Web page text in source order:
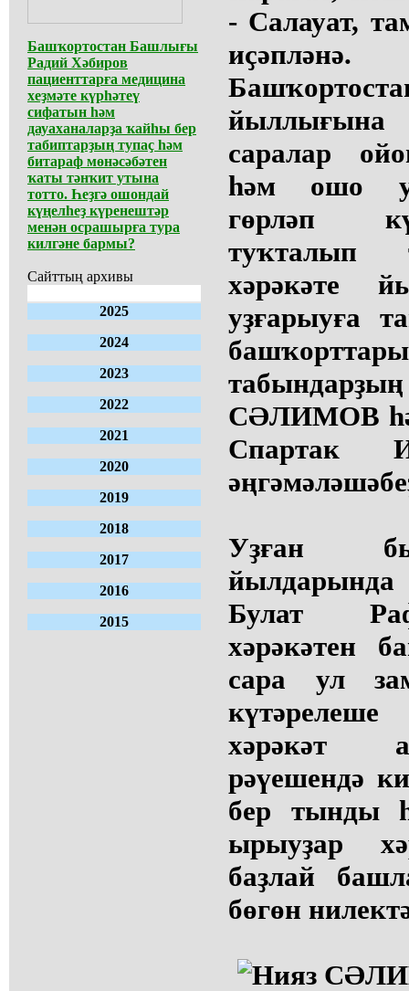
Башҡортостан Башлығы
Радий Хәбиров
пациенттарға медицина
хеҙмәте күрһәтеү
сифатын һәм
дауаханаларҙа ҡайһы бер
табиптарҙың тупаҫ һәм
битараф мөнәсәбәтен
ҡаты тәнҡит утына
тотто. Һеҙгә ошондай
күңелһеҙ күренештәр
менән осрашырға тура
килгәне бармы?
Сайттың архивы
2025
2024
2023
2022
2021
2020
2019
2018
2017
2016
2015
- Салауат,
саралар
һәм ошо
гөрләп
туҡталып
хәрәкәте
уҙғарыуға
СӘЛИМОВ
Спартак
Уҙған
Булат
хәрәкәтен
сара ул
хәрәкәт
рәүешендә
бер тынды
ырыуҙар
баҙлай
бөгөн